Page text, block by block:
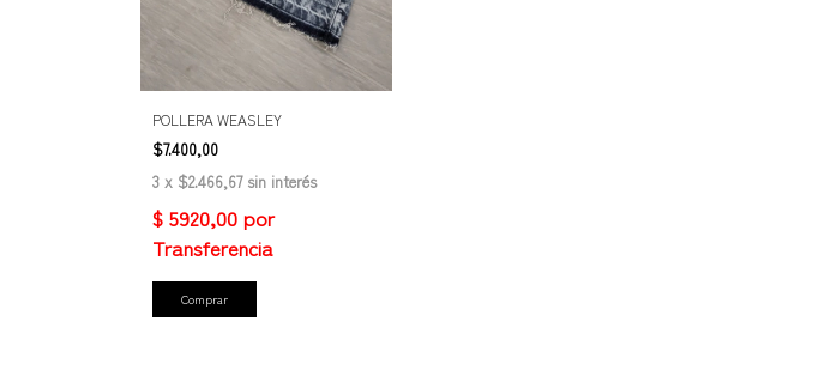
POLLERA WEASLEY
$7.400,00
3 x $2.466,67 sin interés
Comprar